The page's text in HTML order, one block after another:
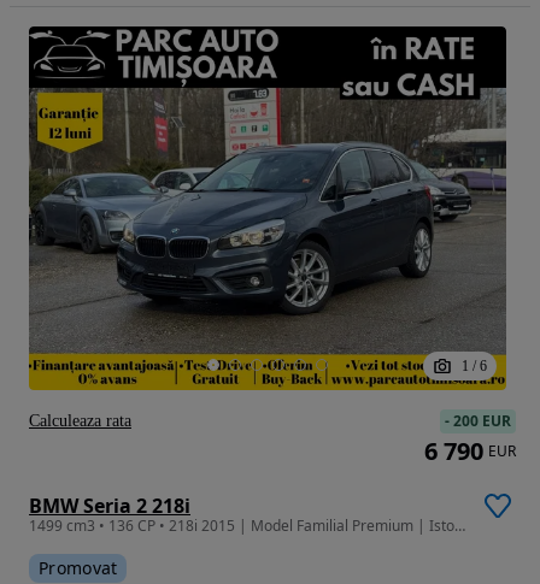
1 / 6
BMW Seria 2 218i
1499 cm3 • 136 CP • 218i 2015 | Model Familial Premium | Istoric Certificat | Rate Fixe
Promovat
-200 EUR
6 790 EUR
Calculeaza rata